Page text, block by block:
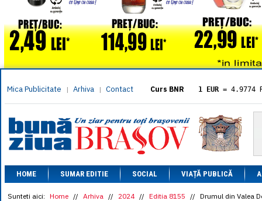
Mica Publicitate | Arhiva | Contact Curs BNR 1 EUR = 4.9774
= 5.8304
1 XAU= 464.4611
1 AED= 1.1933
1 AUD= 2.7957
1 BGN= 2.5449
1 CAD= 3.1559
1 CHF= 5.2813
1 CNY= 0.6015
HOME SUMAR EDITIE SOCIAL VIAȚĂ PUBLICĂ
Sunteti aici: Home // Arhiva // 2024 // Editia 8155 // Drumul din Valea